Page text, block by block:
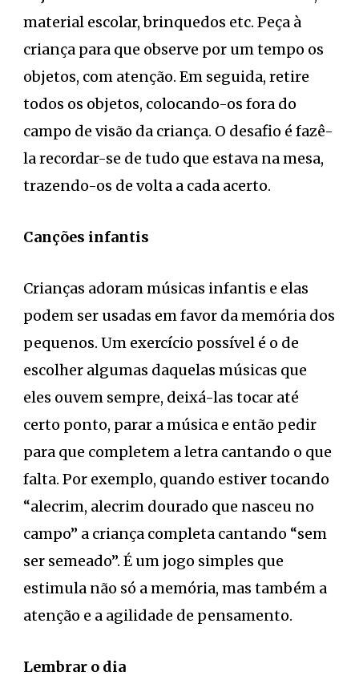
material escolar, brinquedos etc. Peça à
criança para que observe por um tempo os
objetos, com atenção. Em seguida, retire
todos os objetos, colocando-os fora do
campo de visão da criança. O desafio é fazê-
la recordar-se de tudo que estava na mesa,
trazendo-os de volta a cada acerto.
Canções infantis
Crianças adoram músicas infantis e elas
podem ser usadas em favor da memória dos
pequenos. Um exercício possível é o de
escolher algumas daquelas músicas que
eles ouvem sempre, deixá-las tocar até
certo ponto, parar a música e então pedir
para que completem a letra cantando o que
falta. Por exemplo, quando estiver tocando
“alecrim, alecrim dourado que nasceu no
campo” a criança completa cantando “sem
ser semeado”. É um jogo simples que
estimula não só a memória, mas também a
atenção e a agilidade de pensamento.
Lembrar o dia